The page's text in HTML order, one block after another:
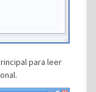
para leer